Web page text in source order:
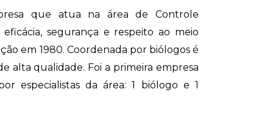
que atua na área de Controle
segurança e respeito ao meio
em 1980. Coordenada por biólogos é
alta qualidade. Foi a primeira empresa
especialistas da área: 1 biólogo e 1